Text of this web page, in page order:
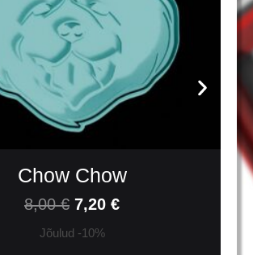
Chow Chow
8,00€ 7,20 €
Jõulud -10%